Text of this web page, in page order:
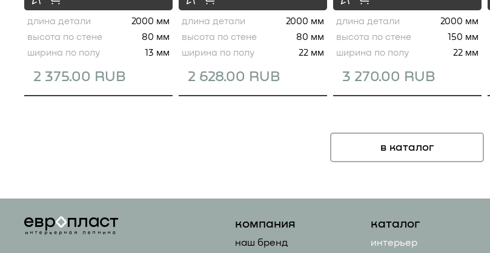
2 375.00 RUB
длина детали
2000 мм
высота по стене
80 мм
ширина по полу
13 мм
2 628.00 RUB
длина детали
2000 мм
высота по стене
80 мм
ширина по полу
22 мм
3 270.00 RUB
длина детали
2000 мм
высота по стене
150 мм
ширина по полу
22 мм
в каталог
компания
наш бренд
каталог
интерьер